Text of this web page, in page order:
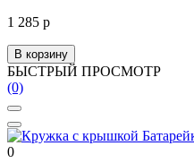
1 285 р
В корзину
БЫСТРЫЙ ПРОСМОТР
(0)
0